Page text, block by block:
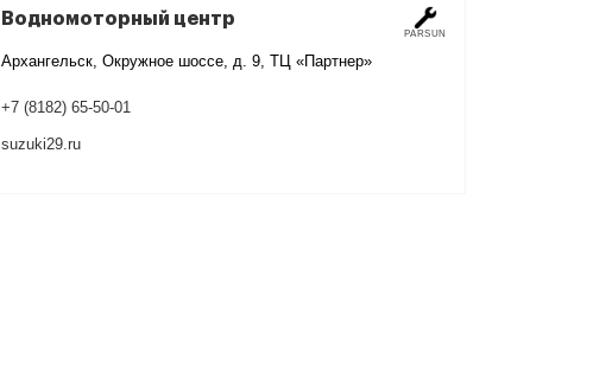
Водномоторный центр
Архангельск, Окружное шоссе, д. 9, ТЦ «Партнер»
+7 (8182) 65-50-01
suzuki29.ru
PARSUN